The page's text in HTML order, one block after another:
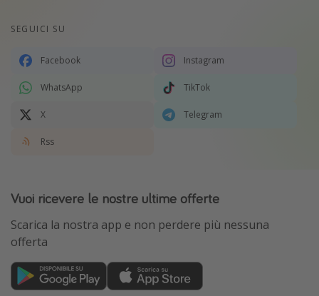
SEGUICI SU
Facebook Instagram
WhatsApp TikTok
X Telegram
Rss
Vuoi ricevere le nostre ultime offerte
Scarica la nostra app e non perdere più nessuna
offerta